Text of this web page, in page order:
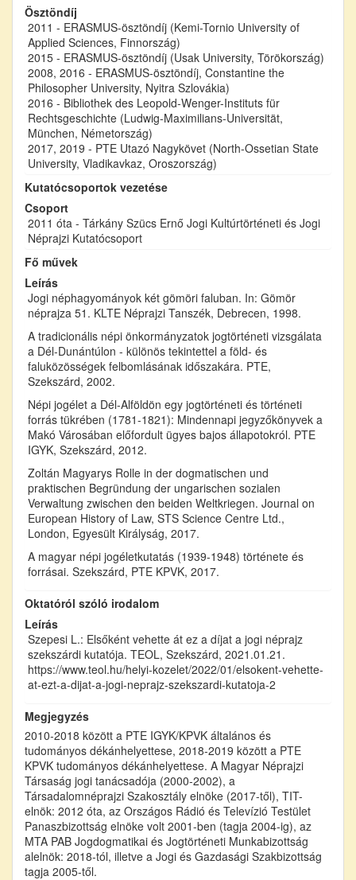
Ösztöndíj
2011 - ERASMUS-ösztöndíj (Kemi-Tornio University of
Applied Sciences, Finnország)
2015 - ERASMUS-ösztöndíj (Usak University, Törökország)
2008, 2016 - ERASMUS-ösztöndíj, Constantine the
Philosopher University, Nyitra Szlovákia)
2016 - Bibliothek des Leopold-Wenger-Instituts für
Rechtsgeschichte (Ludwig-Maximilians-Universität,
München, Németország)
2017, 2019 - PTE Utazó Nagykövet (North-Ossetian State
University, Vladikavkaz, Oroszország)
Kutatócsoportok vezetése
Csoport
2011 óta - Tárkány Szücs Ernő Jogi Kultúrtörténeti és Jogi
Néprajzi Kutatócsoport
Fő művek
Leírás
Jogi néphagyományok két gömöri faluban. In: Gömör
néprajza 51. KLTE Néprajzi Tanszék, Debrecen, 1998.
A tradicionális népi önkormányzatok jogtörténeti vizsgálata
a Dél-Dunántúlon - különös tekintettel a föld- és
faluközösségek felbomlásának időszakára. PTE,
Szekszárd, 2002.
Népi jogélet a Dél-Alföldön egy jogtörténeti és történeti
forrás tükrében (1781-1821): Mindennapi jegyzőkönyvek a
Makó Városában előfordult ügyes bajos állapotokról. PTE
IGYK, Szekszárd, 2012.
Zoltán Magyarys Rolle in der dogmatischen und
praktischen Begründung der ungarischen sozialen
Verwaltung zwischen den beiden Weltkriegen. Journal on
European History of Law, STS Science Centre Ltd.,
London, Egyesült Királyság, 2017.
A magyar népi jogéletkutatás (1939-1948) története és
forrásai. Szekszárd, PTE KPVK, 2017.
Oktatóról szóló irodalom
Leírás
Szepesi L.: Elsőként vehette át ez a díjat a jogi néprajz
szekszárdi kutatója. TEOL, Szekszárd, 2021.01.21.
https://www.teol.hu/helyi-kozelet/2022/01/elsokent-vehette-
at-ezt-a-dijat-a-jogi-neprajz-szekszardi-kutatoja-2
Megjegyzés
2010-2018 között a PTE IGYK/KPVK általános és
tudományos dékánhelyettese, 2018-2019 között a PTE
KPVK tudományos dékánhelyettese. A Magyar Néprajzi
Társaság jogi tanácsadója (2000-2002), a
Társadalomnéprajzi Szakosztály elnöke (2017-től), TIT-
elnök: 2012 óta, az Országos Rádió és Televízió Testület
Panaszbizottság elnöke volt 2001-ben (tagja 2004-ig), az
MTA PAB Jogdogmatikai és Jogtörténeti Munkabizottság
alelnök: 2018-tól, illetve a Jogi és Gazdasági Szakbizottság
tagja 2005-től.